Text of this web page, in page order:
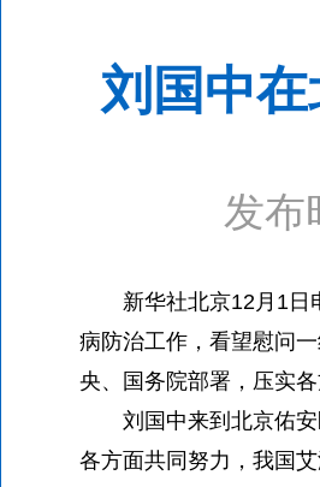
刘国中
发
新华社北京12月1日电
病防治工作，看望慰问
央、国务院部署，压实
刘国中来到北京佑安
各方面共同努力，我国